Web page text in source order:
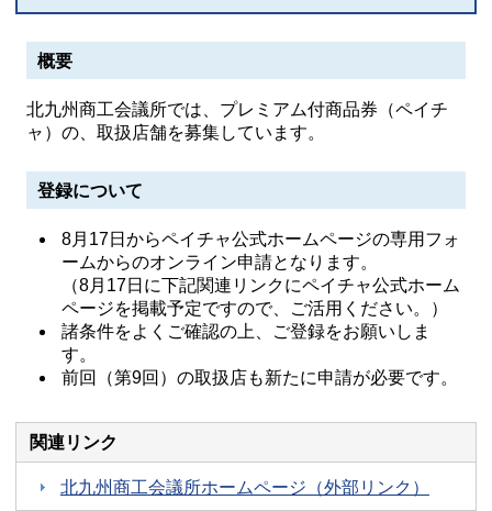
概要
北九州商工会議所では、プレミアム付商品券（ペイチ
ャ）の、取扱店舗を募集しています。
登録について
8月17日からペイチャ公式ホームページの専用フォ
ームからのオンライン申請となります。
（8月17日に下記関連リンクにペイチャ公式ホーム
ページを掲載予定ですので、ご活用ください。）
諸条件をよくご確認の上、ご登録をお願いしま
す。
前回（第9回）の取扱店も新たに申請が必要です。
関連リンク
北九州商工会議所ホームページ（外部リンク）